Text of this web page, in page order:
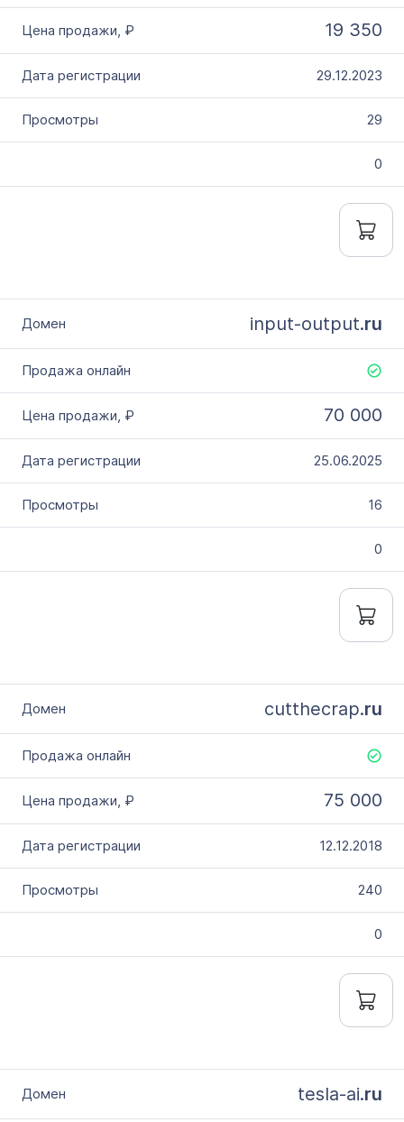
19 350
29.12.2023
29
0
input-output.ru
70 000
25.06.2025
16
0
cutthecrap.ru
75 000
12.12.2018
240
0
tesla-ai.ru